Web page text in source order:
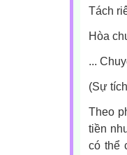
Tách
Hòa
...
(Sự
Theo
tiền
có thể